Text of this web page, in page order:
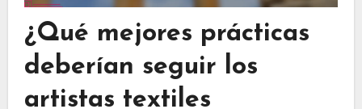
¿Qué mejores prácticas
deberían seguir los
artistas textiles